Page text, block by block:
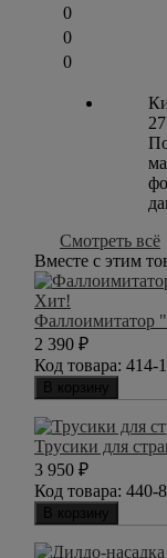
0
0
0
Смотреть всё
Вместе с этим
Хит!
Фаллоимитатор
2 390 ₽
Код товара: 414-
В корзину
Трусики для
3 950 ₽
Код товара: 440-
В корзину